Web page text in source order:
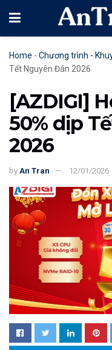
Home - Chương trình -
Tết Nguyên Đán 2026
[AZDIGI]
50% dịp
2026
by An Tran 12/01/2026